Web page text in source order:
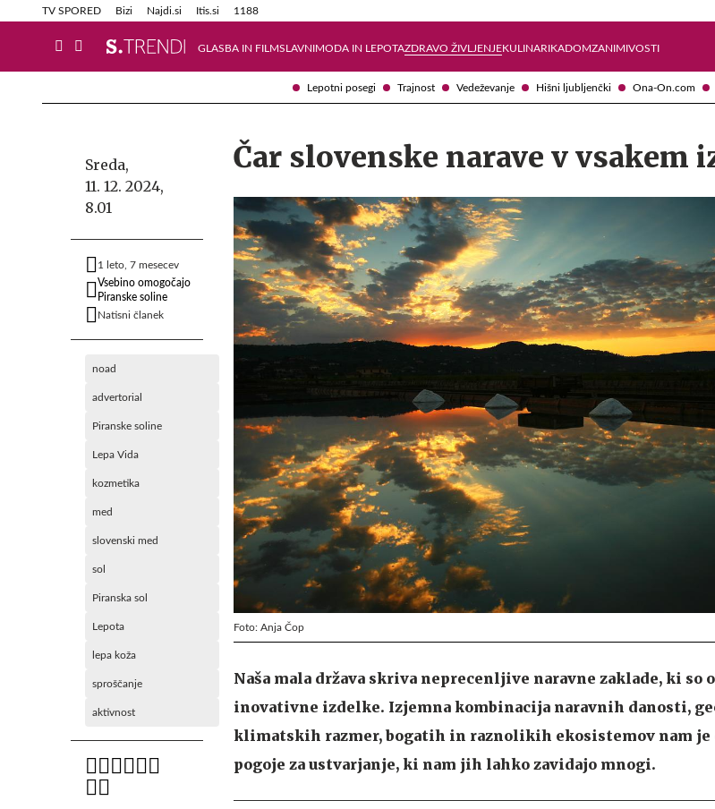
Lepotni posegi Trajnost Vedeževanje Hišni ljubljenčki Ona-On.com
TV SPORED Bizi Najdi.si Itis.si 1188
GLASBA IN FILMSLAVNIMODA IN LEPOTAZDRAVO ŽIVLJENJEKULINARIKADOMZANIMIVOSTI
Info in obvestila Tehnik
Sreda,
11. 12. 2024,
8.01
1 leto, 7 mesecev
Vsebino omogočajo
Piranske soline
Natisni članek
noad
advertorial
Piranske soline
Lepa Vida
kozmetika
med
slovenski med
sol
Piranska sol
Lepota
lepa koža
sproščanje
aktivnost
Čar slovenske narave v vsakem
Foto: Anja Čop
Naša mala država skriva neprecenljive naravne zaklade, ki so
inovativne izdelke. Izjemna kombinacija naravnih danosti,
klimatskih razmer, bogatih in raznolikih ekosistemov nam je
pogoje za ustvarjanje, ki nam jih lahko zavidajo mnogi.